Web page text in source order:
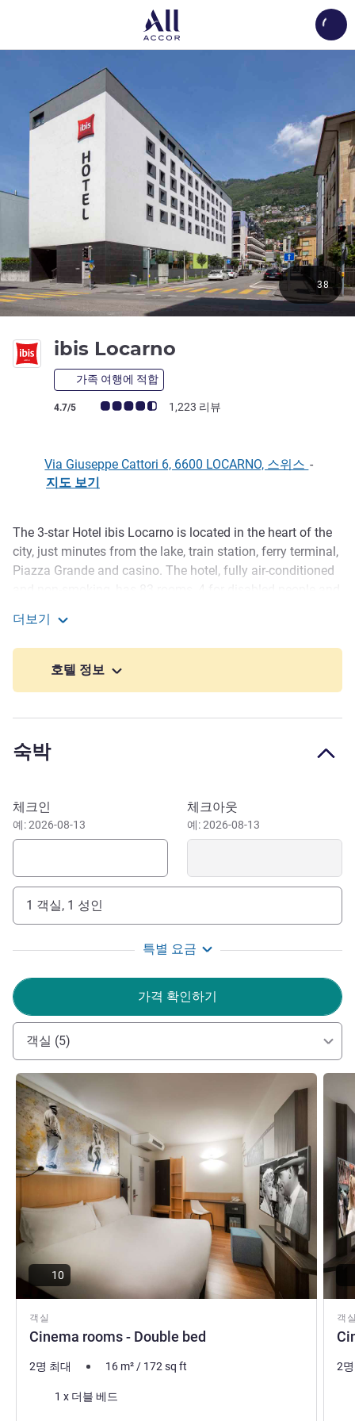
ibis Locarno
가족 여행에 적합
고객 평점 (ALL 평가)
4.7/5 1,223 리뷰
38
Via Giuseppe Cattori 6, 6600 LOCARNO, 스위스 -
지도 보기
호텔설명
The 3-star Hotel ibis Locarno is located in the heart of the
city, just minutes from the lake, train station, ferry terminal,
Piazza Grande and casino. The hotel, fully air-conditioned
snacks, a sauna, relax area, a cozy breakfast area and paid
parking. Free WIFI. Enjoy a pleasant stay.
Our bar offers snacks and drinks 24/24. A rich buffet
the heart of the city, a few minutes from the lake, 2 min.
and relaxation room. Sweet bed by Ibis. Hygiene measure:
Locarno is the ideal starting point for excursions in the
surrounding valleys. Between culture, lake and mountains,
hotel is very central.
disposal before and during your stay. We will be happy to
welcome you! Massimo Galli, Hotel Director
호텔 관리
더보기
호텔 정보
숙박
이 호텔 예약하기
체크인
예: 2026-08-13
체크아웃
예: 2026-08-13
1 객실, 1 성인
특별 요금
가격 확인하기
객실 (5)
객실
Cinema rooms - Double bed
세부 정보 보기
10
2명 최대 16 m²/ 172sq ft
1 x 더블 베드
객
세부
2